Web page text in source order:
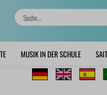
MUSIK IN DER SCHULE